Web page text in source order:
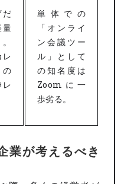
だ
量
レ
の
単体での
「オンライ
ン会議ツー
ル」として
の知名度は
Zoomに一
歩劣る。
業が考えるべき